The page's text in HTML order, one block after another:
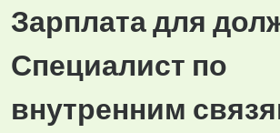
Зарплата для
Специалист по
внутренним